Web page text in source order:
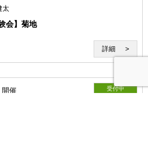
ないし当研究所の運営に対して妨害となる
太
会】菊地
詳細
開催 受付中